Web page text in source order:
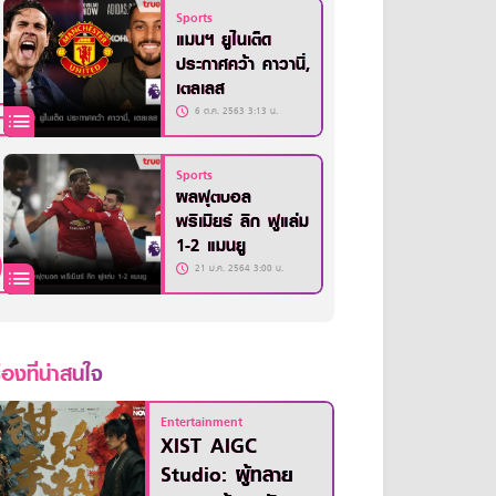
Sports
แมนฯ ยูไนเต็ด
ประกาศคว้า คาวานี่,
เตลเลส
6 ต.ค. 2563 3:13 น.
Sports
ผลฟุตบอล
พรีเมียร์ ลีก ฟูแล่ม
1-2 แมนยู
21 ม.ค. 2564 3:00 น.
งที่น่าสนใจ
Entertainment
XIST AIGC
Studio: ผู้ทลาย